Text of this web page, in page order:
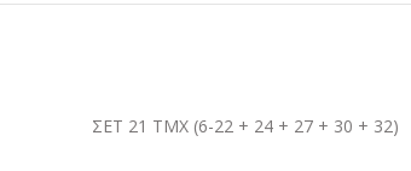
ΣΕΤ 21 ΤΜΧ (6-22 + 24 + 27 + 30 + 32)